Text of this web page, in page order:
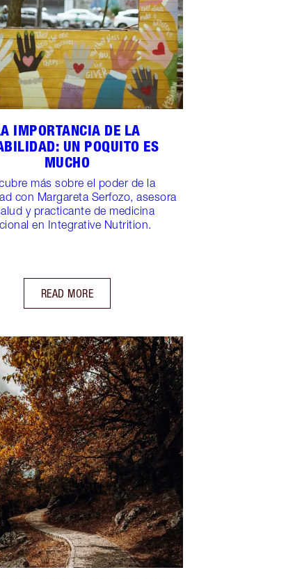
IMPORTANCIA DE LA
UN POQUITO ES
MUCHO
más sobre el poder de la
con Margareta Serfozo, asesora
y practicante de medicina
en Integrative Nutrition.
READ MORE